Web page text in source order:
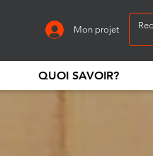
Mon projet
QUOI SAVOIR?